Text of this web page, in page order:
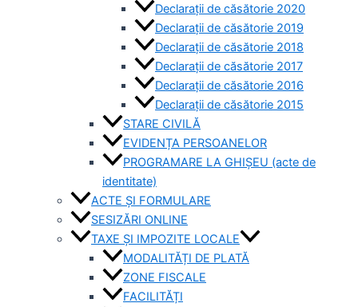
Declarații de căsătorie 2020
Declarații de căsătorie 2019
Declarații de căsătorie 2018
Declarații de căsătorie 2017
Declarații de căsătorie 2016
Declarații de căsătorie 2015
STARE CIVILĂ
EVIDENȚA PERSOANELOR
PROGRAMARE LA GHIȘEU (acte de
identitate)
ACTE ȘI FORMULARE
SESIZĂRI ONLINE
TAXE ȘI IMPOZITE LOCALE
MODALITĂȚI DE PLATĂ
ZONE FISCALE
FACILITĂȚI